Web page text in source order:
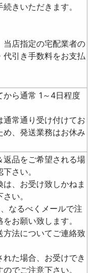
きいただきます。
当店指定の宅配業者の
代引き手数料をお支払
から通常 1～4日程度
常通り受け付けてお
め、発送業務はお休み
返品をご希望される場
さい。
、お受け致しかねま
い。
なるべくメールで注
お願い致します。
方法についてご連絡致
た場合、お受けでき
でご注意下さい。